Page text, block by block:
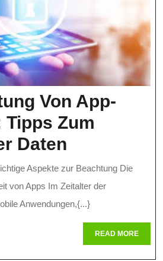
Von App-
Zum
Daten
Bedeutung
Von
App-
Sicherheit:
Tipps
Aspekte zur Beachtung Die
von Apps Im Zeitalter der
Anwendungen,{...}
READ MOREREAD
MORE